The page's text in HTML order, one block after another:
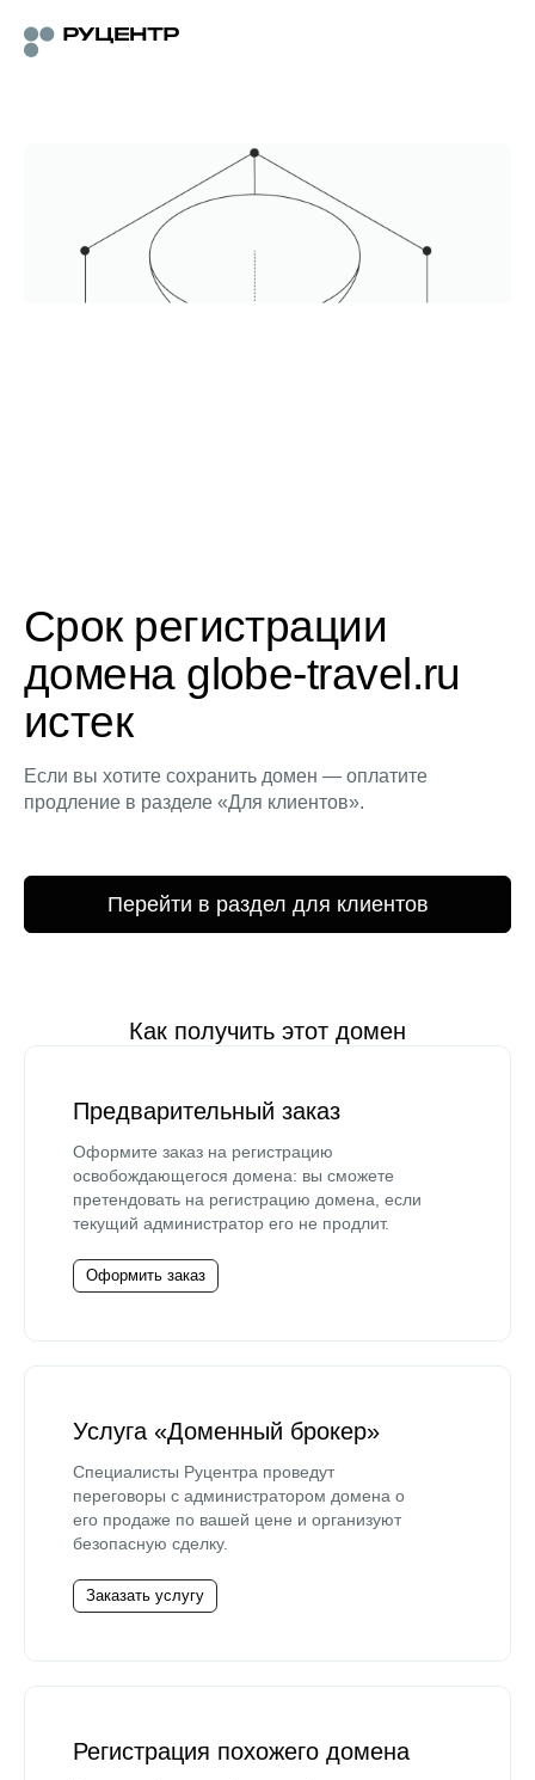
Срок регистрации
домена globe-travel.ru
истек
Если вы хотите сохранить домен — оплатите
продление в разделе «Для клиентов».
Перейти в раздел для клиентов
Как получить этот домен
Предварительный заказ
Оформите заказ на регистрацию
освобождающегося домена: вы сможете
претендовать на регистрацию домена, если
текущий администратор его не продлит.
Оформить заказ
Услуга «Доменный брокер»
Специалисты Руцентра проведут
переговоры с администратором домена о
его продаже по вашей цене и организуют
безопасную сделку.
Заказать услугу
Регистрация похожего домена